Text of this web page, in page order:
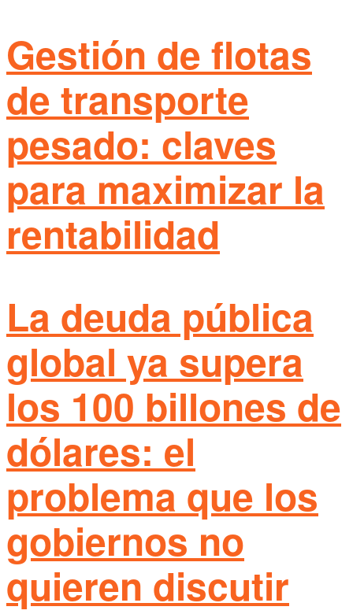
Gestión de flotas
de transporte
pesado: claves
para maximizar la
rentabilidad
La deuda pública
global ya supera
los 100 billones de
dólares: el
problema que los
gobiernos no
quieren discutir